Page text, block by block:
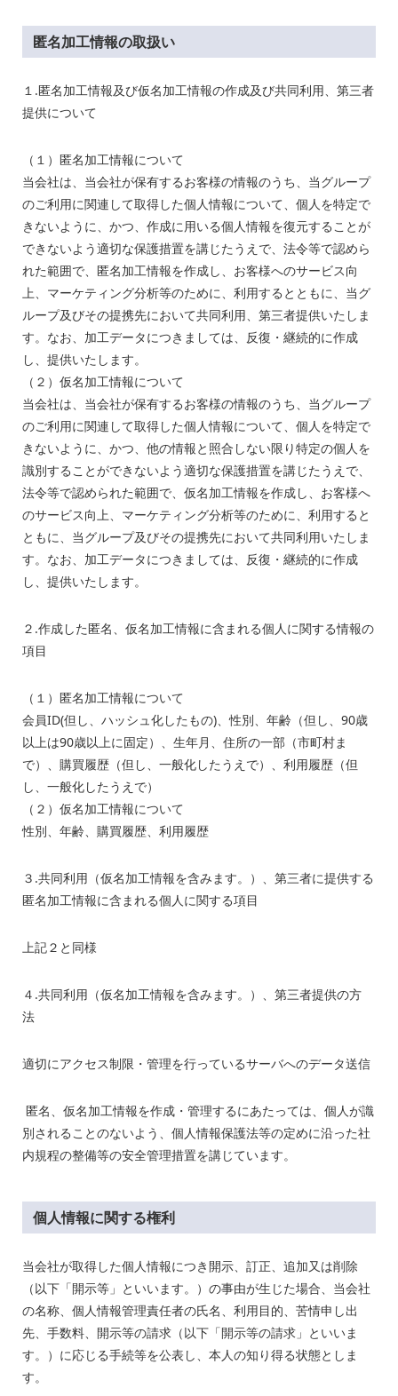
匿名加工情報の取扱い
１.匿名加工情報及び仮名加工情報の作成及び共同利用、第三者
提供について
（１）匿名加工情報について
当会社は、当会社が保有するお客様の情報のうち、当グループ
のご利用に関連して取得した個人情報について、個人を特定で
きないように、かつ、作成に用いる個人情報を復元することが
できないよう適切な保護措置を講じたうえで、法令等で認めら
れた範囲で、匿名加工情報を作成し、お客様へのサービス向
上、マーケティング分析等のために、利用するとともに、当グ
ループ及びその提携先において共同利用、第三者提供いたしま
す。なお、加工データにつきましては、反復・継続的に作成
し、提供いたします。
（２）仮名加工情報について
当会社は、当会社が保有するお客様の情報のうち、当グループ
のご利用に関連して取得した個人情報について、個人を特定で
きないように、かつ、他の情報と照合しない限り特定の個人を
識別することができないよう適切な保護措置を講じたうえで、
法令等で認められた範囲で、仮名加工情報を作成し、お客様へ
のサービス向上、マーケティング分析等のために、利用すると
ともに、当グループ及びその提携先において共同利用いたしま
す。なお、加工データにつきましては、反復・継続的に作成
し、提供いたします。
２.作成した匿名、仮名加工情報に含まれる個人に関する情報の
項目
（１）匿名加工情報について
会員ID(但し、ハッシュ化したもの)、性別、年齢（但し、 90歳
以上は90歳以上に固定）、生年月、住所の一部（市町村ま
で）、購買履歴（但し、一般化したうえで）、利用履歴（但
し、一般化したうえで）
（２）仮名加工情報について
性別、年齢、購買履歴、利用履歴
３.共同利用（仮名加工情報を含みます。）、第三者に提供する
匿名加工情報に含まれる個人に関する項目
上記２と同様
４.共同利用（仮名加工情報を含みます。）、第三者提供の方
法
適切にアクセス制限・管理を行っているサーバへのデータ送信
匿名、仮名加工情報を作成・管理するにあたっては、個人が識
別されることのないよう、個人情報保護法等の定めに沿った社
内規程の整備等の安全管理措置を講じています。
個人情報に関する権利
当会社が取得した個人情報につき開示、訂正、追加又は削除
（以下「開示等」といいます。）の事由が生じた場合、当会社
の名称、個人情報管理責任者の氏名、利用目的、苦情申し出
先、手数料、開示等の請求（以下「開示等の請求」といいま
す。）に応じる手続等を公表し、本人の知り得る状態としま
す。